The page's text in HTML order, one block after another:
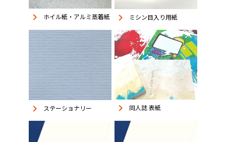
keyboard_arrow_right ホイル紙・アルミ蒸着紙 keyboard_arrow_right ミシン目入り用紙
keyboard_arrow_right ステーショナリー keyboard_arrow_right 同人誌 表紙